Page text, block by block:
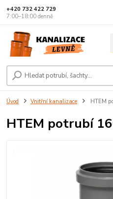
+420 732 422 729
7:00–18:00 denně
Úvod Vnitřní kanalizace HTEM
HTEM potrubí